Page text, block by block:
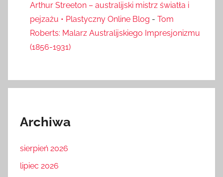
Arthur Streeton – australijski mistrz światła i
pejzażu • Plastyczny Online Blog - Tom
Roberts: Malarz Australijskiego Impresjonizmu
(1856-1931)
Archiwa
sierpień 2026
lipiec 2026